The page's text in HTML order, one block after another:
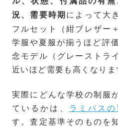
況、需要時期によって大
フルセット（紺ブレザー
学服や夏服が揃うほど評
念モデル（グレーストラ
近いほど需要も高くなりま
実際にどんな学校の制服
ているかは、 ラミパス
す。査定基準そのものを